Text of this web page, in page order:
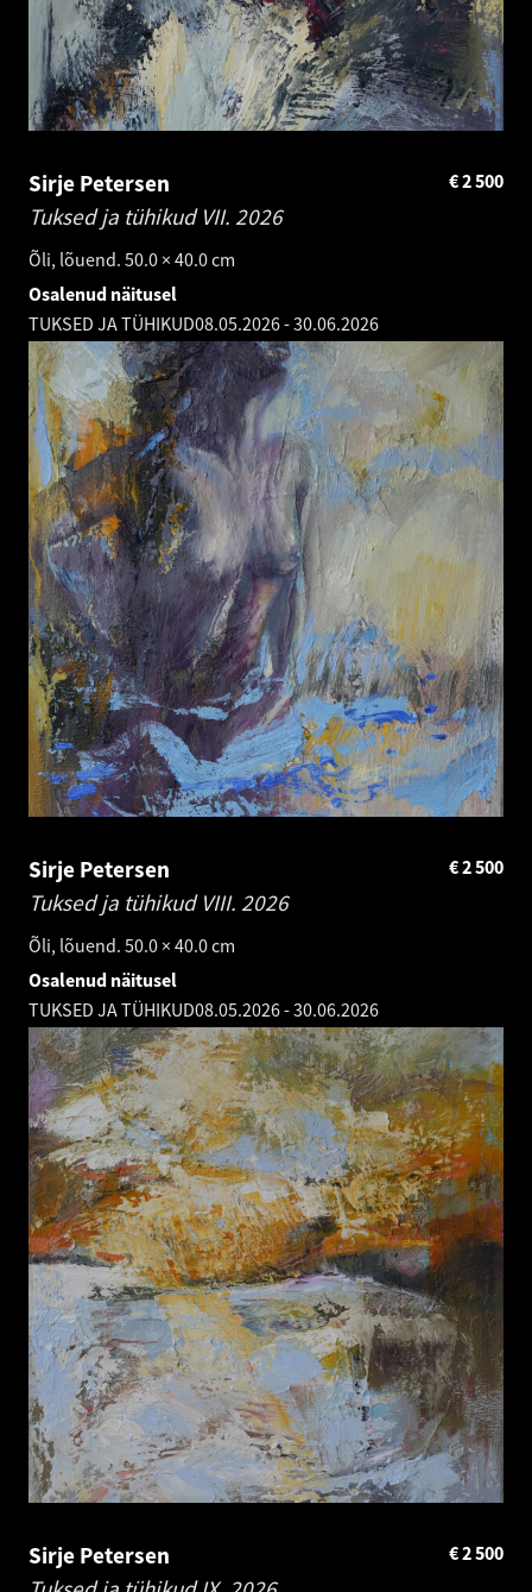
Sirje Petersen
Tuksed ja tühikud VII. 2026
Õli, lõuend. 50.0 × 40.0 cm
2 500
€
Osalenud näitusel
TUKSED JA TÜHIKUD08.05.2026-30.06.2026
Sirje Petersen
Tuksed ja tühikud VIII. 2026
Õli, lõuend. 50.0 × 40.0 cm
2 500
€
Osalenud näitusel
TUKSED JA TÜHIKUD08.05.2026-30.06.2026
Sirje Petersen
2 500
€